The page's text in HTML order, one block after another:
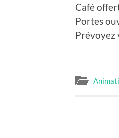
Café
Portes
Prévoyez